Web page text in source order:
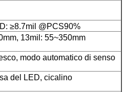
≥8.7mil @PCS90%
13mil: 55~350mm
modo automatico di senso
del LED, cicalino